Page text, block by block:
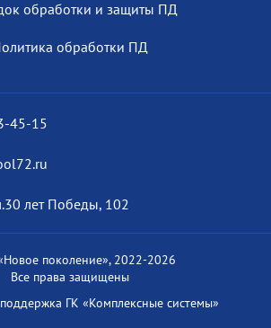
обработки и защиты ПД
обработки ПД
45-15
лет Победы, 102
поколение», 2022-2026
Все права защищены
ГК «Комплексные системы»